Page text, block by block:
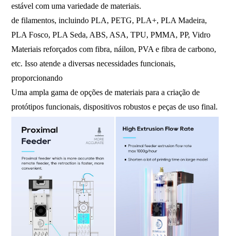
estável com uma variedade de materiais.
de filamentos, incluindo PLA, PETG, PLA+, PLA Madeira,
PLA Fosco, PLA Seda, ABS, ASA, TPU, PMMA, PP, Vidro
Materiais reforçados com fibra, náilon, PVA e fibra de carbono,
etc. Isso atende a diversas necessidades funcionais,
proporcionando
Uma ampla gama de opções de materiais para a criação de
protótipos funcionais, dispositivos robustos e peças de uso final.